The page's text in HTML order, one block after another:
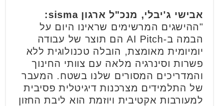
אבישי ג'יבלי, מנכ"ל ארגון sisma:
"ההישגים המרשימים שראינו היום על
הבמה ב-AI Pitch הם תוצר של עבודה
יומיומית מאומצת, הובלה טכנולוגית ללא
פשרות וסינרגיה מלאה עם צוותי החינוך
והמדריכים המסורים שלנו בשטח. המעבר
של התלמידים מצרכנות דיגיטלית פסיבית
למעורבות אקטיבית ויוזמת הוא ליבת החזון